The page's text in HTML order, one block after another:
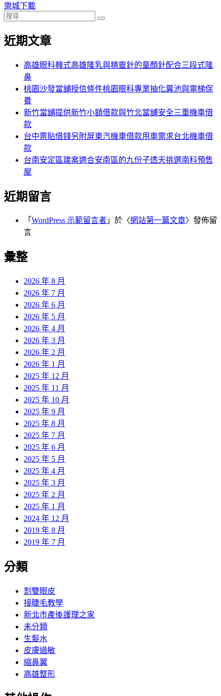
導
覽
章:
樂城下載
搜
關
近期文章
高雄眼科韓式高雄隆乳與精靈針的童顏針配合三段式隆
鼻
桃園沙發當舖授信條件桃園眼科專業抽化糞池與電梯保
養
新竹當舖提供新竹小額借款與竹北當舖安全三重機車借
款
台中票貼借錢另附屏東汽機車借款用車需求台北機車借
款
台南安定區建案適合安南區的九份子透天挑選南科預售
屋
近期留言
「 WordPress 示範留言者 」於〈網站第一篇文章〉發佈留
言
彙整
2026 年 8 月
2026 年 7 月
2026 年 6 月
2026 年 5 月
2026 年 4 月
2026 年 3 月
2026 年 2 月
2026 年 1 月
2025 年 12 月
2025 年 11 月
2025 年 10 月
2025 年 9 月
2025 年 8 月
2025 年 7 月
2025 年 6 月
2025 年 5 月
2025 年 4 月
2025 年 3 月
2025 年 2 月
2025 年 1 月
2024 年 12 月
2019 年 8 月
2019 年 7 月
分類
割雙眼皮
接睫毛教學
新北市產後護理之家
未分類
生髮水
皮膚過敏
縮鼻翼
高雄整形